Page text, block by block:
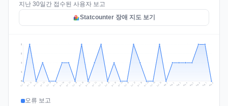
지난 30일간 접수된 사용자 보고
Statcounter 장애 지도 보기
1
1
2
2
Jul 10 Jul 11 Jul 12 Jul 13 Jul 14 Jul 15 Jul 16 Jul 17 Jul 18 Jul 19 Jul 20 Jul 21 Jul 22 Jul 23 Jul 24 Jul 25 Jul 26 Jul 27 Jul 28 Jul 29 Jul 30 Jul 31 Aug 1 Aug 2 Aug 3 Aug 4 Aug 5 Aug 6 Aug 7 Aug 8
오류 보고